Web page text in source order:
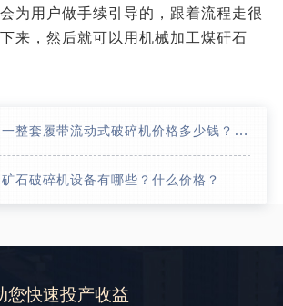
为用户做手续引导的，跟着流程走很
来，然后就可以用机械加工煤矸石
一整套履带流动式破碎机价格多少钱？（内附生产现场直拍视频）
矿石破碎机设备有哪些？什么价格？
您快速投产收益